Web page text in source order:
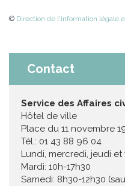
© Direction de l'information légale
Contact
Service des Affaires
Hôtel de ville
Place du 11 novembre
Tél.: 01 43 88 96 04
Lundi, mercredi, jeudi
Mardi: 10h-17h30
Samedi: 8h30-12h30